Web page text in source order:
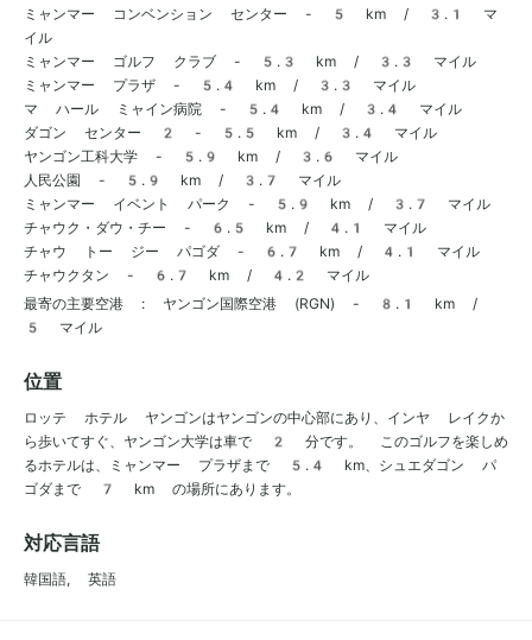
ミャンマー コンベンション センター - 5 km / 3.1 マ
イル
ミャンマー ゴルフ クラブ - 5.3 km / 3.3 マイル
ミャンマー プラザ - 5.4 km / 3.3 マイル
マ ハール ミャイン病院 - 5.4 km / 3.4 マイル
ダゴン センター 2 - 5.5 km / 3.4 マイル
ヤンゴン工科大学 - 5.9 km / 3.6 マイル
人民公園 - 5.9 km / 3.7 マイル
ミャンマー イベント パーク - 5.9 km / 3.7 マイル
チャウク・ダウ・チー - 6.5 km / 4.1 マイル
チャウ トー ジー パゴダ - 6.7 km / 4.1 マイル
チャウクタン - 6.7 km / 4.2 マイル
最寄の主要空港 : ヤンゴン国際空港 (RGN) - 8.1 km /
5 マイル
位置
ロッテ ホテル ヤンゴンはヤンゴンの中心部にあり、インヤ レイクか
ら歩いてすぐ、ヤンゴン大学は車で 2 分です。 このゴルフを楽しめ
るホテルは、ミャンマー プラザまで 5.4 km、シュエダゴン パ
ゴダまで 7 km の場所にあります。
対応言語
韓国語, 英語